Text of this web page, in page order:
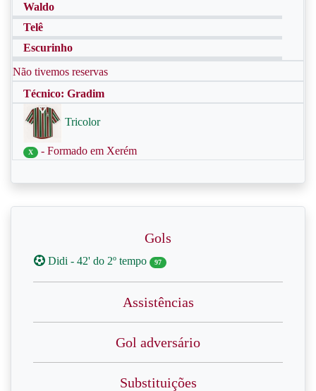
Waldo
Telê
Escurinho
Não tivemos reservas
Técnico: Gradim
Tricolor
X - Formado em Xerém
Gols
Didi - 42' do 2º tempo 97
Assistências
Gol adversário
Substituições